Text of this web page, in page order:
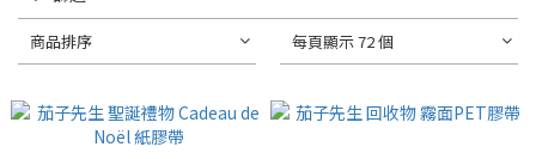
商品排序 每頁顯示 72 個